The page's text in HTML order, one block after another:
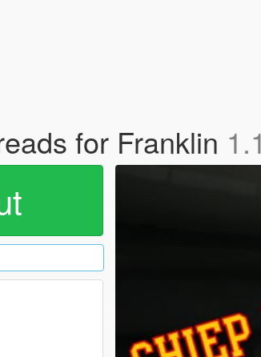
for Franklin 1.1